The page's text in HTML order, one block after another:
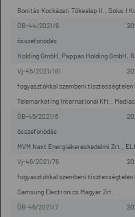
Bonitás Kockázati Tőkealap II., Solus I
ÖB-44/2021/6
Holding GmbH, Pappas Holding GmbH,
összefonódás
Vj-45/2021/181
Telemarketing International Kft.,
fogyasztókkal szembeni
ÖB-45/2021/6
MVM Next Energiakereskedelmi Zrt.,
összefonódás
Vj-46/2021/76
Samsung Electronics Magyar Zrt.
fogyasztókkal szembeni
ÖB-46/2021/7